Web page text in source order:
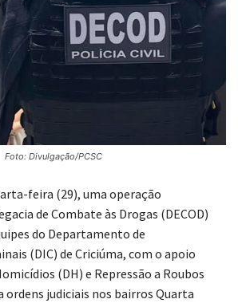
Foto: Divulgação/PCSC
feira (29), uma operação
de Combate às Drogas (DECOD)
do Departamento de
(DIC) de Criciúma, com o apoio
(DH) e Repressão a Roubos
ordens judiciais nos bairros Quarta